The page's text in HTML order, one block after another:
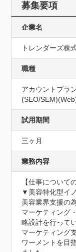
募集要項
企業名
トレンダーズ株
職種
アカウントプラ
(SEO/
試用期間
三ヶ月
業務内容
【仕事について
▼美容特化型イ
美容業界支援の
マーケティング
略設計を行って
マーケティング
ワーメントを目